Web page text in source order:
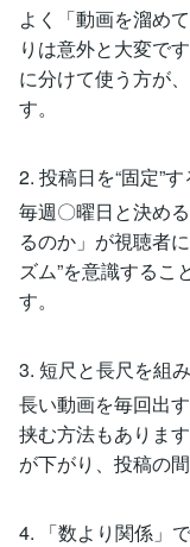
よく「動画を溜め
りは意外と大変で
に分けて使う方が
す。
2. 投稿日を“固定”す
毎週〇曜日と決め
るのか」が視聴者
ズム”を意識するこ
す。
3. 短尺と長尺を組
長い動画を毎回出
挟む方法もありま
が下がり、投稿の
4. 「数より関係」